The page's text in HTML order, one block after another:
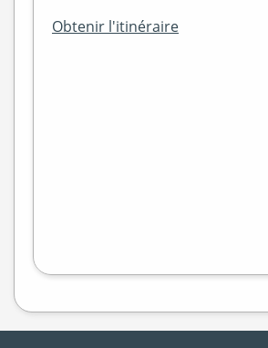
Obtenir l'itinéraire